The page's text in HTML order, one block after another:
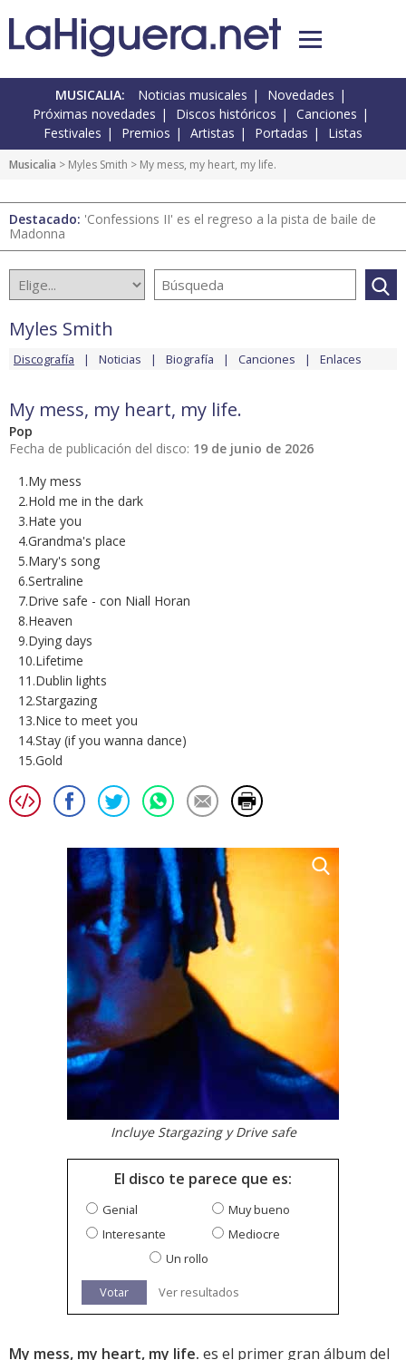
MUSICALIA: Noticias musicales
Novedades
Próximas novedades
Discos históricos
Canciones
Festivales
Premios Artistas Portadas Listas
Musicalia > Myles Smith > My mess, my heart, my life.
Destacado: 'Confessions II' es el regreso a la pista de baile de
Madonna
Myles Smith
Discografía Noticias Biografía Canciones Enlaces
My mess, my heart, my life.
Pop
Fecha de publicación del disco: 19 de junio de 2026
1.My mess
2.Hold me in the dark
3.Hate you
4.Grandma's place
5.Mary's song
6.Sertraline
7.Drive safe - con Niall Horan
8.Heaven
9.Dying days
10.Lifetime
11.Dublin lights
12.Stargazing
13.Nice to meet you
14.Stay (if you wanna dance)
15.Gold
Incluye Stargazing y Drive safe
El disco te parece que es:
Genial
Muy bueno
Interesante
Mediocre
Un rollo
Votar Ver resultados
My mess, my heart, my life. es el primer gran álbum del